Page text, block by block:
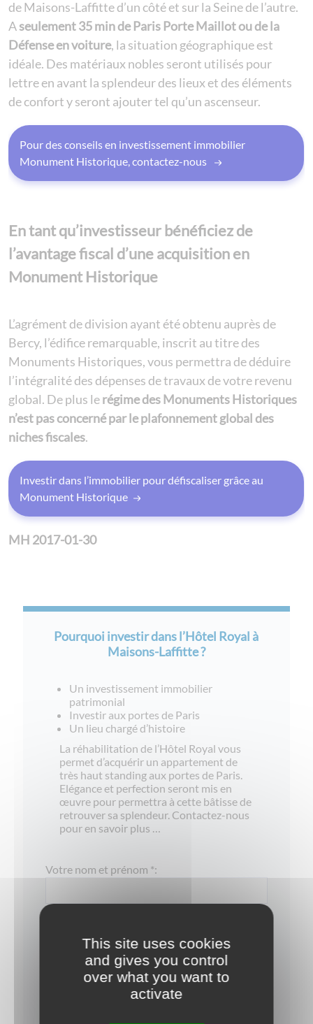
de Maisons-Laffitte d’un côté et sur la Seine de l’autre.
Aseulement 35 min de Paris Porte Maillot ou de la
Défense en voiture, la situation géographique est
idéale. Des matériaux nobles seront utilisés pour
lettre en avant la splendeur des lieux et des éléments
de confort y seront ajouter tel qu’un ascenseur.
Pour des conseils en investissement immobilier
Monument Historique, contactez-nous
En tant qu’investisseur bénéficiez de
l’avantage fiscal d’une acquisition en
Monument Historique
L’agrément de division ayant été obtenu auprès de
Bercy, l’édifice remarquable, inscrit au titre des
Monuments Historiques, vous permettra de déduire
l’intégralité des dépenses de travaux de votre revenu
global. De plus lerégime des Monuments Historiques
n’est pas concerné par le plafonnement global des
niches fiscales.
Investir dans l’immobilier pour défiscaliser grâce au
Monument Historique
MH 2017-01-30
Pourquoi investir dans l’Hôtel Royal à
Maisons-Laffitte ?
Un investissement immobilier
patrimonial
Investir aux portes de Paris
Un lieu chargé d’histoire
La réhabilitation de l’Hôtel Royal vous
permet d’acquérir un appartement de
très haut standing aux portes de Paris.
Elégance et perfection seront mis en
œuvre pour permettra à cette bâtisse de
retrouver sa splendeur. Contactez-nous
pour en savoir plus …
Votre nom et prénom *:
Votre email *:
This site uses cookies
and gives you control
over what you want to
activate